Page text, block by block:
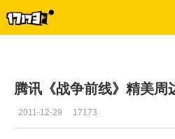
腾讯《战争前线》精美周
2011-12-29 17173